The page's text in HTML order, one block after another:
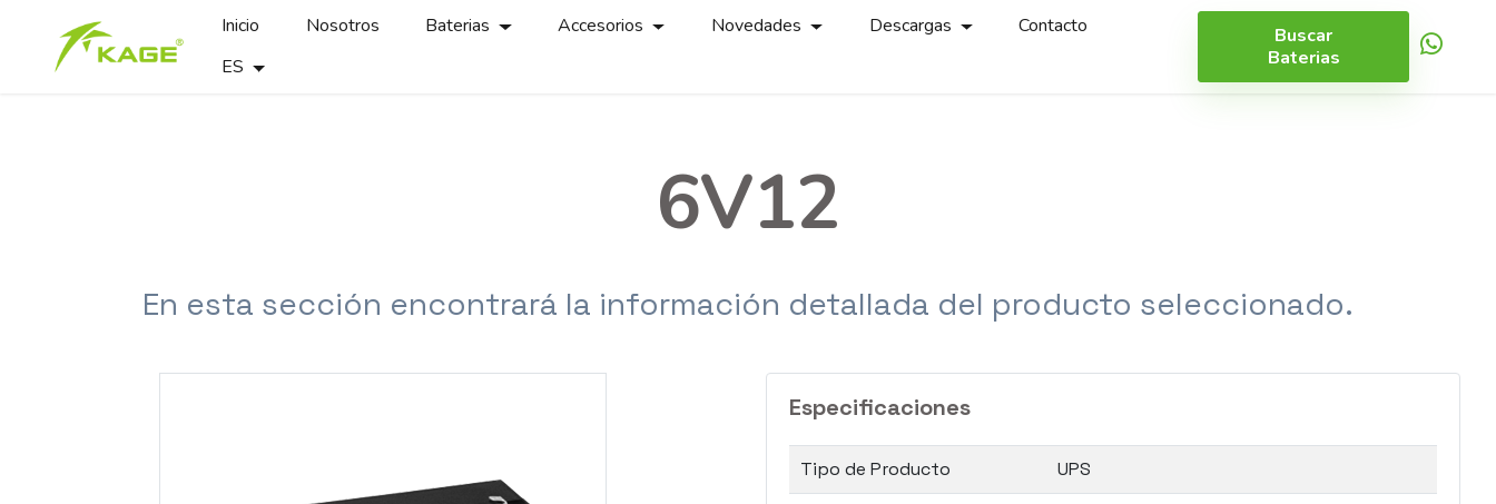
Inicio Nosotros Baterias Accesorios Novedades Descargas
Contacto
ES
Buscar
Baterias
6V12
En esta sección encontrará la información detallada del producto seleccionado.
Especificaciones
Tipo de Producto UPS